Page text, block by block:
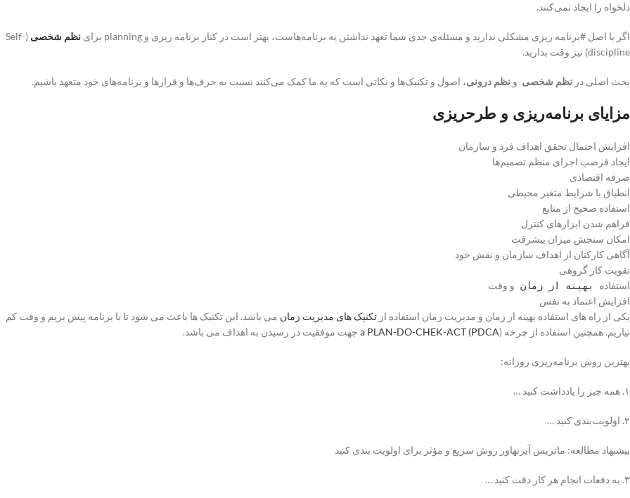
دلخواه را ایجاد نمی‌کنند.
اگر با اصل #برنامه ریزی مشکلی ندارید و مسئله‌ی جدی شما تعهد نداشتن به برنامه‌هاست، بهتر است در کنار برنامه ریزی و planning برای نظم شخصی (Self-
discipline) نیز وقت بذارید.
بحث اصلی در نظم شخصی و نظم درونی، اصول و تکنیک‌ها و نکاتی است که به ما کمک می‌کنند نسبت به حرف‌ها و قرارها و برنامه‌های خود متعهد باشیم.
مزایای برنامه‌ریزی و طرحریزی
افزایش احتمال تحقق اهداف فرد و سازمان
ایجاد فرصتِ اجرای منظم تصمیم‌ها
صرفه اقتصادی
انطباق با شرایط متغیر محیطی
استفاده صحیح از منابع
فراهم شدن ابزارهای کنترل
امکان سنجش میزان پیشرفت
آگاهی کارکنان از اهداف سازمان و نقش خود
تقویت کار گروهی
استفاده
بهینه از زمان و وقت
افزایش اعتماد به نفس
یکی از راه های استفاده بهینه از زمان و مدیریت زمان استفاده از تکنیک های مدیریت زمان می باشد. این تکنیک ها باعث می شود تا با برنامه پیش بریم و وقت کم
نیاریم. همچنین استفاده از چرخه ) جهت موفقیت در رسیدن به اهداف می باشد.
بهترین روش برنامه‌ریزی روزانه:
۱. همه چیز را یادداشت کنید …
۲. اولویت‌بندی کنید …
پیشنهاد مطالعه: ماتریس آیزنهاور روش سریع و مؤثر برای اولویت بندی کنید
۳. به دفعات انجام هر کار دقت کنید …